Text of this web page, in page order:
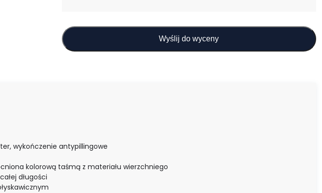
Wyślij do wyceny
wykończenie antypillingowe
kolorową taśmą z materiału wierzchniego
długości